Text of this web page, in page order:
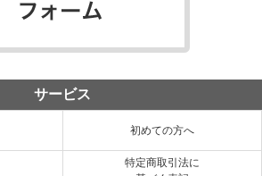
サービス
初めての方へ
特定商取引法に